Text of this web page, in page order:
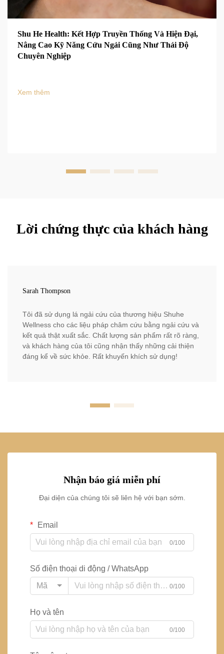
Shu He Health: Kết Hợp Truyền Thống Và Hiện Đại,
Nâng Cao Kỹ Năng Cứu Ngải Cũng Như Thái Độ
Chuyên Nghiệp
Xem thêm
Lời chứng thực của khách hàng
Sarah Thompson
Tôi đã sử dụng lá ngải cứu của thương hiệu Shuhe
Wellness cho các liệu pháp châm cứu bằng ngải cứu và
kết quả thật xuất sắc. Chất lượng sản phẩm rất rõ ràng,
và khách hàng của tôi cũng nhận thấy những cải thiện
đáng kể về sức khỏe. Rất khuyến khích sử dụng!
Nhận báo giá miễn phí
Đại diện của chúng tôi sẽ liên hệ với bạn sớm.
Email
0/100
Số điện thoại di động / WhatsApp
Mã
0/100
Họ và tên
0/100